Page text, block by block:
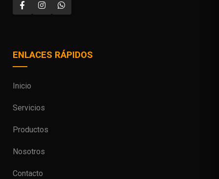
ENLACES RÁPIDOS
Inicio
Servicios
Productos
Nosotros
Contacto